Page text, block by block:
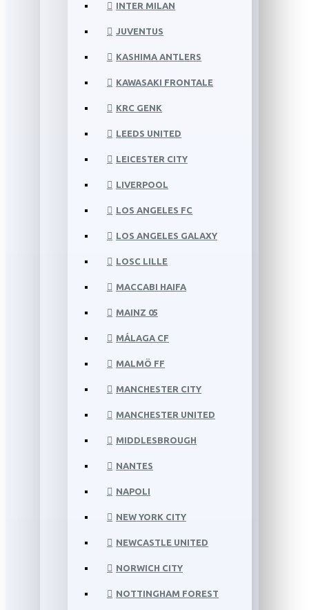
INTER MILAN
JUVENTUS
KASHIMA ANTLERS
KAWASAKI FRONTALE
KRC GENK
LEEDS UNITED
LEICESTER CITY
LIVERPOOL
LOS ANGELES FC
LOS ANGELES GALAXY
LOSC LILLE
MACCABI HAIFA
MAINZ 05
MÁLAGA CF
MALMÖ FF
MANCHESTER CITY
MANCHESTER UNITED
MIDDLESBROUGH
NANTES
NAPOLI
NEW YORK CITY
NEWCASTLE UNITED
NORWICH CITY
NOTTINGHAM FOREST